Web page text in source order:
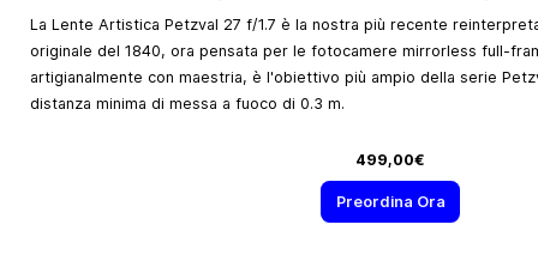
La Lente Artistica Petzval 27 f/1.7 è la nostra più recente
originale del 1840, ora pensata per le fotocamere mirrorless full-
artigianalmente con maestria, è l'obiettivo più ampio della serie
distanza minima di messa a fuoco di 0.3 m.
499,00€
Preordina Ora